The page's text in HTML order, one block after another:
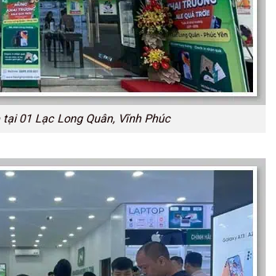
01 Lạc Long Quân, Vĩnh Phúc